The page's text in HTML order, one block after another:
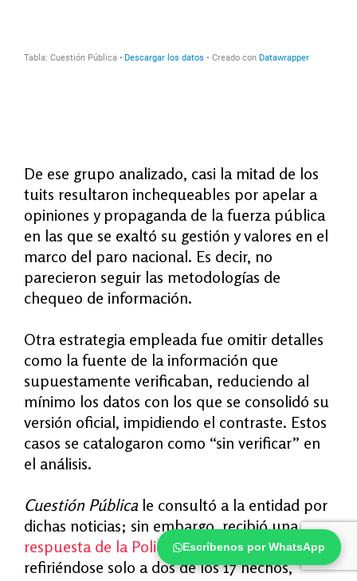
Escríbenos por WhatsApp
De ese grupo analizado, casi la mitad de los
tuits resultaron inchequeables por apelar a
opiniones y propaganda de la fuerza pública
en las que se exaltó su gestión y valores en el
marco del paro nacional. Es decir, no
parecieron seguir las metodologías de
chequeo de información.
Otra estrategia empleada fue omitir detalles
como la fuente de la información que
supuestamente verificaban, reduciendo al
mínimo los datos con los que se consolidó su
versión oficial, impidiendo el contraste. Estos
casos se catalogaron como “sin verificar” en
el análisis.
Cuestión Pública le consultó a la entidad por
dichas noticias; sin embargo, recibió una
respuesta de la Policía del Valle del Cauca
refiriéndose solo a dos de los 17 hechos,